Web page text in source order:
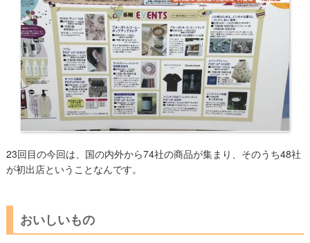
23回目の今回は、国の内外から74社の商品が集まり、そのうち48社
が初出店ということなんです。
おいしいもの